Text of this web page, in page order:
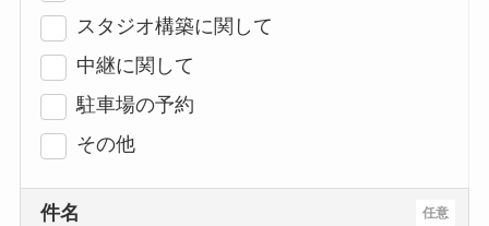
スタジオ構築に関して
中継に関して
駐車場の予約
その他
任意
件名